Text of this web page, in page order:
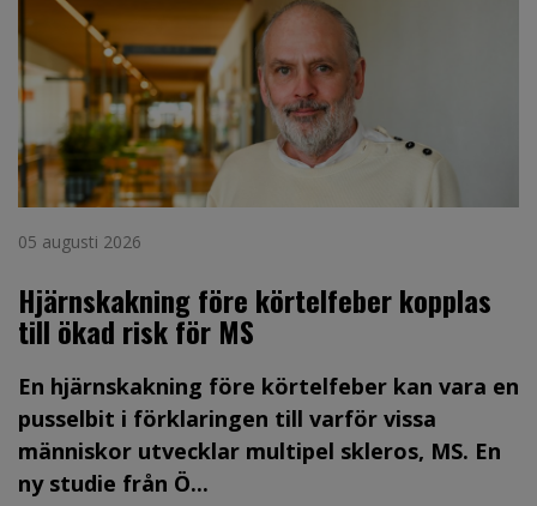
05 augusti 2026
Hjärnskakning före körtelfeber kopplas
till ökad risk för MS
En hjärnskakning före körtelfeber kan vara en
pusselbit i förklaringen till varför vissa
människor utvecklar multipel skleros, MS. En
ny studie från Ö...